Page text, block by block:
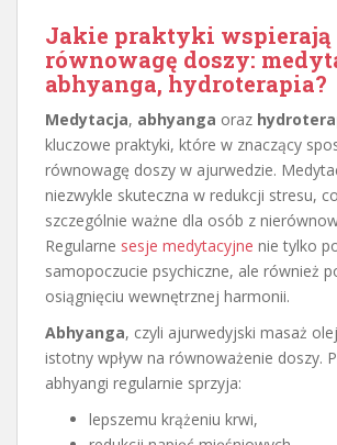
Jakie praktyki wspierają
równowagę doszy:
abhyanga, hydroterapia?
Medytacja, abhyanga oraz
kluczowe praktyki, które w znaczący
równowagę doszy w ajurwedzie.
niezwykle skuteczna w redukcji stresu,
szczególnie ważne dla osób z
Regularne sesje medytacyjne nie tylko
samopoczucie psychiczne, ale również
osiągnięciu wewnętrznej harmonii.
Abhyanga, czyli ajurwedyjski masaż
istotny wpływ na równoważenie doszy.
abhyangi regularnie sprzyja:
lepszemu krążeniu krwi,